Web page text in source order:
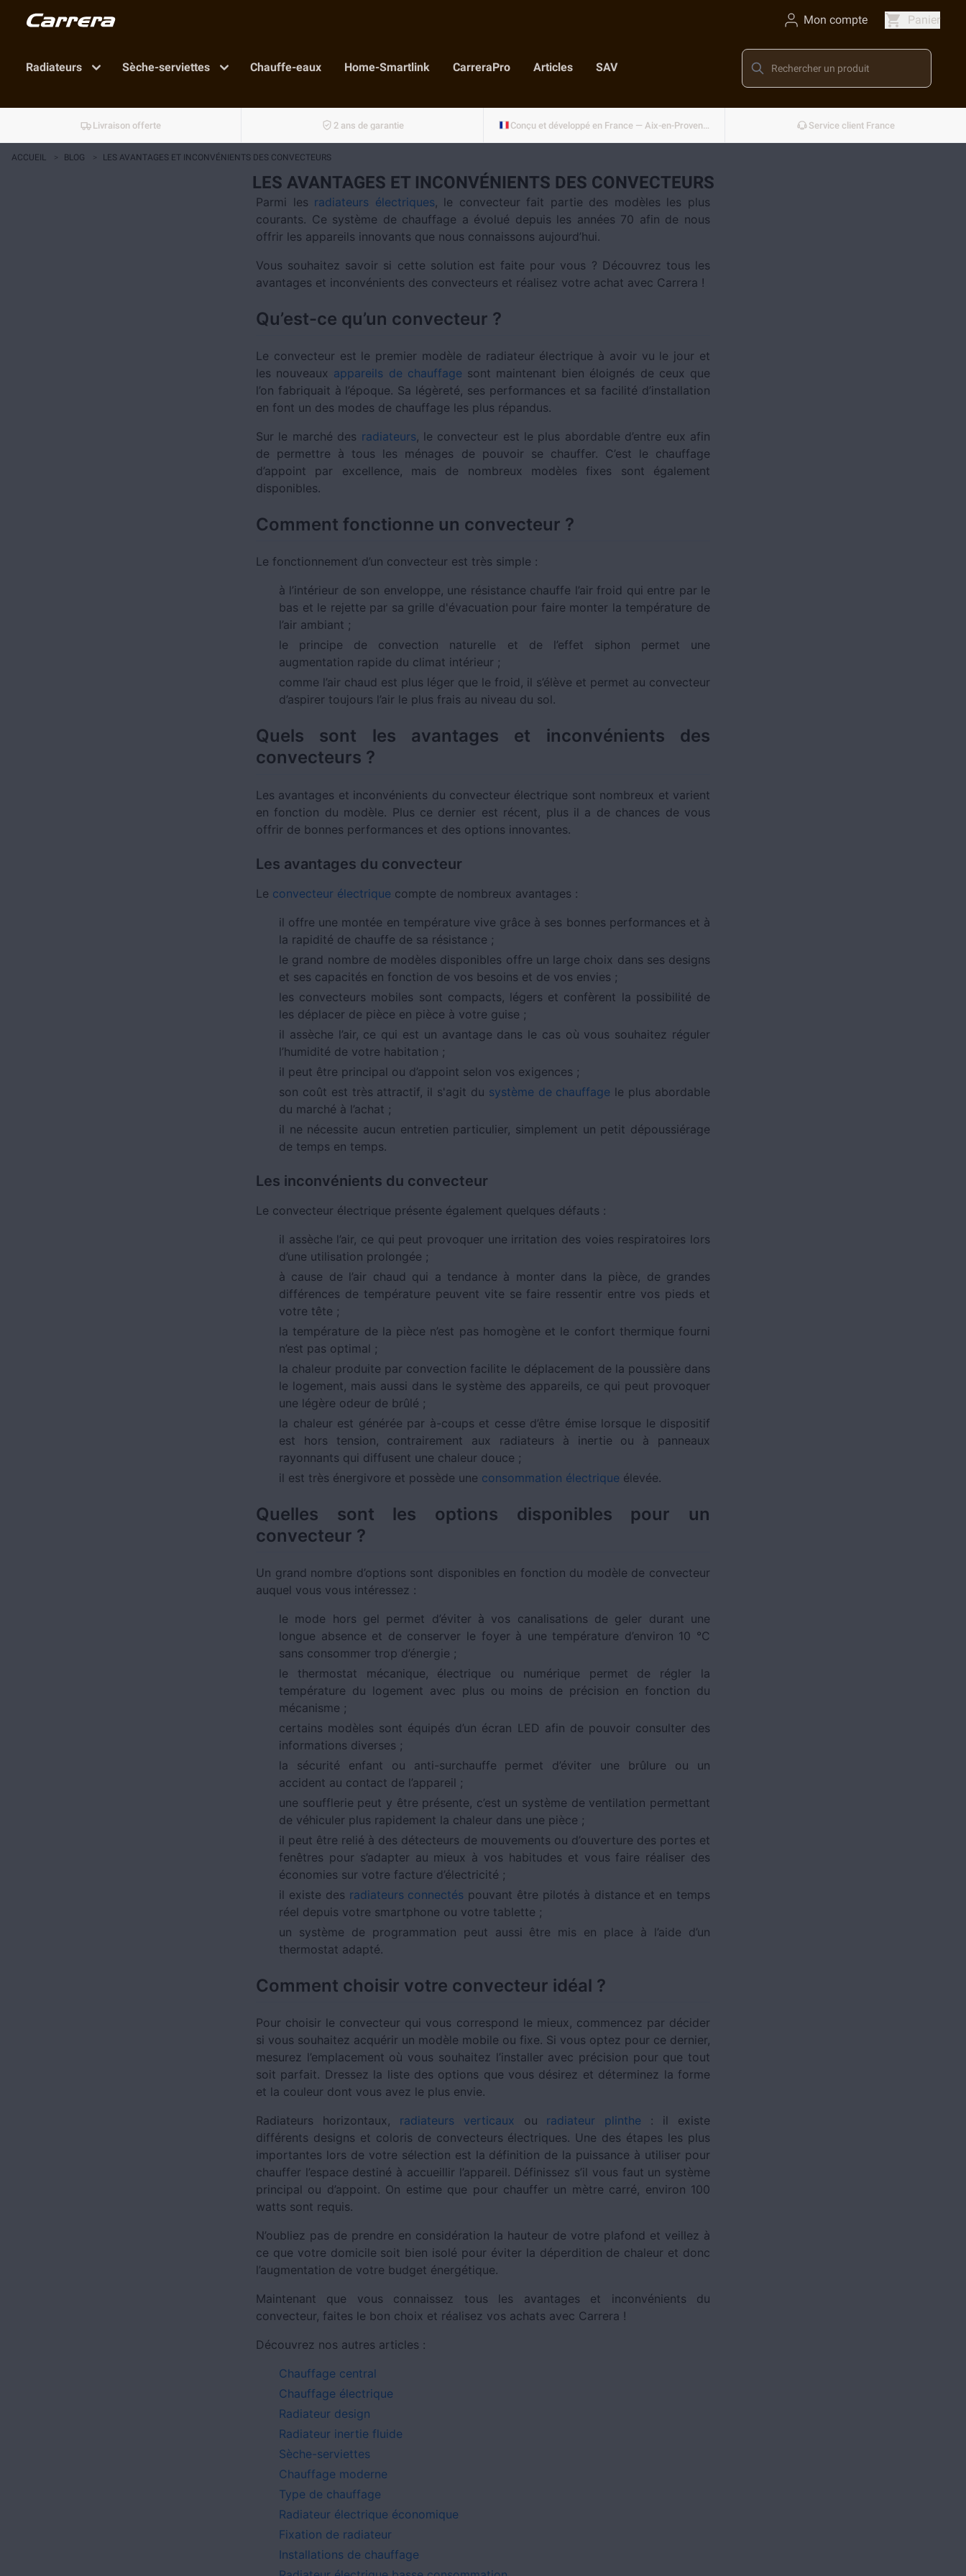
Mon compte Panier
Radiateurs Sèche-serviettes Chauffe-eaux Home-Smartlink CarreraPro Articles SAV
Livraison offerte 2 ans de garantie Conçu et développé en France — Aix-en-Provence Service client France
ACCUEIL > BLOG > LES AVANTAGES ET INCONVÉNIENTS DES CONVECTEURS
LES AVANTAGES ET INCONVÉNIENTS DES CONVECTEURS
Parmi les radiateurs électriques, le convecteur fait partie des modèles les plus
courants. Ce système de chauffage a évolué depuis les années 70 afin de nous
offrir les appareils innovants que nous connaissons aujourd’hui.
Vous souhaitez savoir si cette solution est faite pour vous ? Découvrez tous les
avantages et inconvénients des convecteurs et réalisez votre achat avec Carrera !
Qu’est-ce qu’un convecteur ?
Le convecteur est le premier modèle de radiateur électrique à avoir vu le jour et
les nouveaux appareils de chauffage sont maintenant bien éloignés de ceux que
l’on fabriquait à l’époque. Sa légèreté, ses performances et sa facilité d’installation
en font un des modes de chauffage les plus répandus.
Sur le marché des radiateurs, le convecteur est le plus abordable d’entre eux afin
de permettre à tous les ménages de pouvoir se chauffer. C’est le chauffage
d’appoint par excellence, mais de nombreux modèles fixes sont également
disponibles.
Comment fonctionne un convecteur ?
Le fonctionnement d’un convecteur est très simple :
à l’intérieur de son enveloppe, une résistance chauffe l’air froid qui entre par le
bas et le rejette par sa grille d'évacuation pour faire monter la température de
l’air ambiant ;
le principe de convection naturelle et de l’effet siphon permet une
augmentation rapide du climat intérieur ;
comme l’air chaud est plus léger que le froid, il s’élève et permet au convecteur
d’aspirer toujours l’air le plus frais au niveau du sol.
Quels sont les avantages et inconvénients des
convecteurs ?
Les avantages et inconvénients du convecteur électrique sont nombreux et varient
en fonction du modèle. Plus ce dernier est récent, plus il a de chances de vous
offrir de bonnes performances et des options innovantes.
Les avantages du convecteur
Le convecteur électrique compte de nombreux avantages :
il offre une montée en température vive grâce à ses bonnes performances et à
la rapidité de chauffe de sa résistance ;
le grand nombre de modèles disponibles offre un large choix dans ses designs
et ses capacités en fonction de vos besoins et de vos envies ;
les convecteurs mobiles sont compacts, légers et confèrent la possibilité de
les déplacer de pièce en pièce à votre guise ;
il assèche l’air, ce qui est un avantage dans le cas où vous souhaitez réguler
l’humidité de votre habitation ;
il peut être principal ou d’appoint selon vos exigences ;
son coût est très attractif, il s'agit du système de chauffage le plus abordable
du marché à l’achat ;
il ne nécessite aucun entretien particulier, simplement un petit dépoussiérage
de temps en temps.
Les inconvénients du convecteur
Le convecteur électrique présente également quelques défauts :
il assèche l’air, ce qui peut provoquer une irritation des voies respiratoires lors
d’une utilisation prolongée ;
à cause de l’air chaud qui a tendance à monter dans la pièce, de grandes
différences de température peuvent vite se faire ressentir entre vos pieds et
votre tête ;
la température de la pièce n’est pas homogène et le confort thermique fourni
n’est pas optimal ;
la chaleur produite par convection facilite le déplacement de la poussière dans
le logement, mais aussi dans le système des appareils, ce qui peut provoquer
une légère odeur de brûlé ;
la chaleur est générée par à-coups et cesse d’être émise lorsque le dispositif
est hors tension, contrairement aux radiateurs à inertie ou à panneaux
rayonnants qui diffusent une chaleur douce ;
il est très énergivore et possède une consommation électrique élevée.
Quelles sont les options disponibles pour un
convecteur ?
Un grand nombre d’options sont disponibles en fonction du modèle de convecteur
auquel vous vous intéressez :
le mode hors gel permet d’éviter à vos canalisations de geler durant une
longue absence et de conserver le foyer à une température d’environ 10 °C
sans consommer trop d’énergie ;
le thermostat mécanique, électrique ou numérique permet de régler la
température du logement avec plus ou moins de précision en fonction du
mécanisme ;
certains modèles sont équipés d’un écran LED afin de pouvoir consulter des
informations diverses ;
la sécurité enfant ou anti-surchauffe permet d’éviter une brûlure ou un
accident au contact de l’appareil ;
une soufflerie peut y être présente, c’est un système de ventilation permettant
de véhiculer plus rapidement la chaleur dans une pièce ;
il peut être relié à des détecteurs de mouvements ou d’ouverture des portes et
fenêtres pour s’adapter au mieux à vos habitudes et vous faire réaliser des
économies sur votre facture d’électricité ;
il existe des radiateurs connectés pouvant être pilotés à distance et en temps
réel depuis votre smartphone ou votre tablette ;
un système de programmation peut aussi être mis en place à l’aide d’un
thermostat adapté.
Comment choisir votre convecteur idéal ?
Pour choisir le convecteur qui vous correspond le mieux, commencez par décider
si vous souhaitez acquérir un modèle mobile ou fixe. Si vous optez pour ce dernier,
mesurez l’emplacement où vous souhaitez l’installer avec précision pour que tout
soit parfait. Dressez la liste des options que vous désirez et déterminez la forme
et la couleur dont vous avez le plus envie.
Radiateurs horizontaux, radiateurs verticaux ou radiateur plinthe : il existe
différents designs et coloris de convecteurs électriques. Une des étapes les plus
importantes lors de votre sélection est la définition de la puissance à utiliser pour
chauffer l’espace destiné à accueillir l’appareil. Définissez s’il vous faut un système
principal ou d’appoint. On estime que pour chauffer un mètre carré, environ 100
watts sont requis.
N’oubliez pas de prendre en considération la hauteur de votre plafond et veillez à
ce que votre domicile soit bien isolé pour éviter la déperdition de chaleur et donc
l’augmentation de votre budget énergétique.
Maintenant que vous connaissez tous les avantages et inconvénients du
convecteur, faites le bon choix et réalisez vos achats avec Carrera !
Découvrez nos autres articles :
Chauffage central
Chauffage électrique
Radiateur design
Radiateur inertie fluide
Sèche-serviettes
Chauffage moderne
Type de chauffage
Radiateur électrique économique
Fixation de radiateur
Installations de chauffage